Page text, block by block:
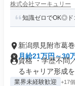
株式会社マーキュリー
知識ゼロでOK◎ド
新潟県見附市葛
月給21万円～30
資格 ・学歴不問
るキャリア形成
業界未経験歓迎 +17個